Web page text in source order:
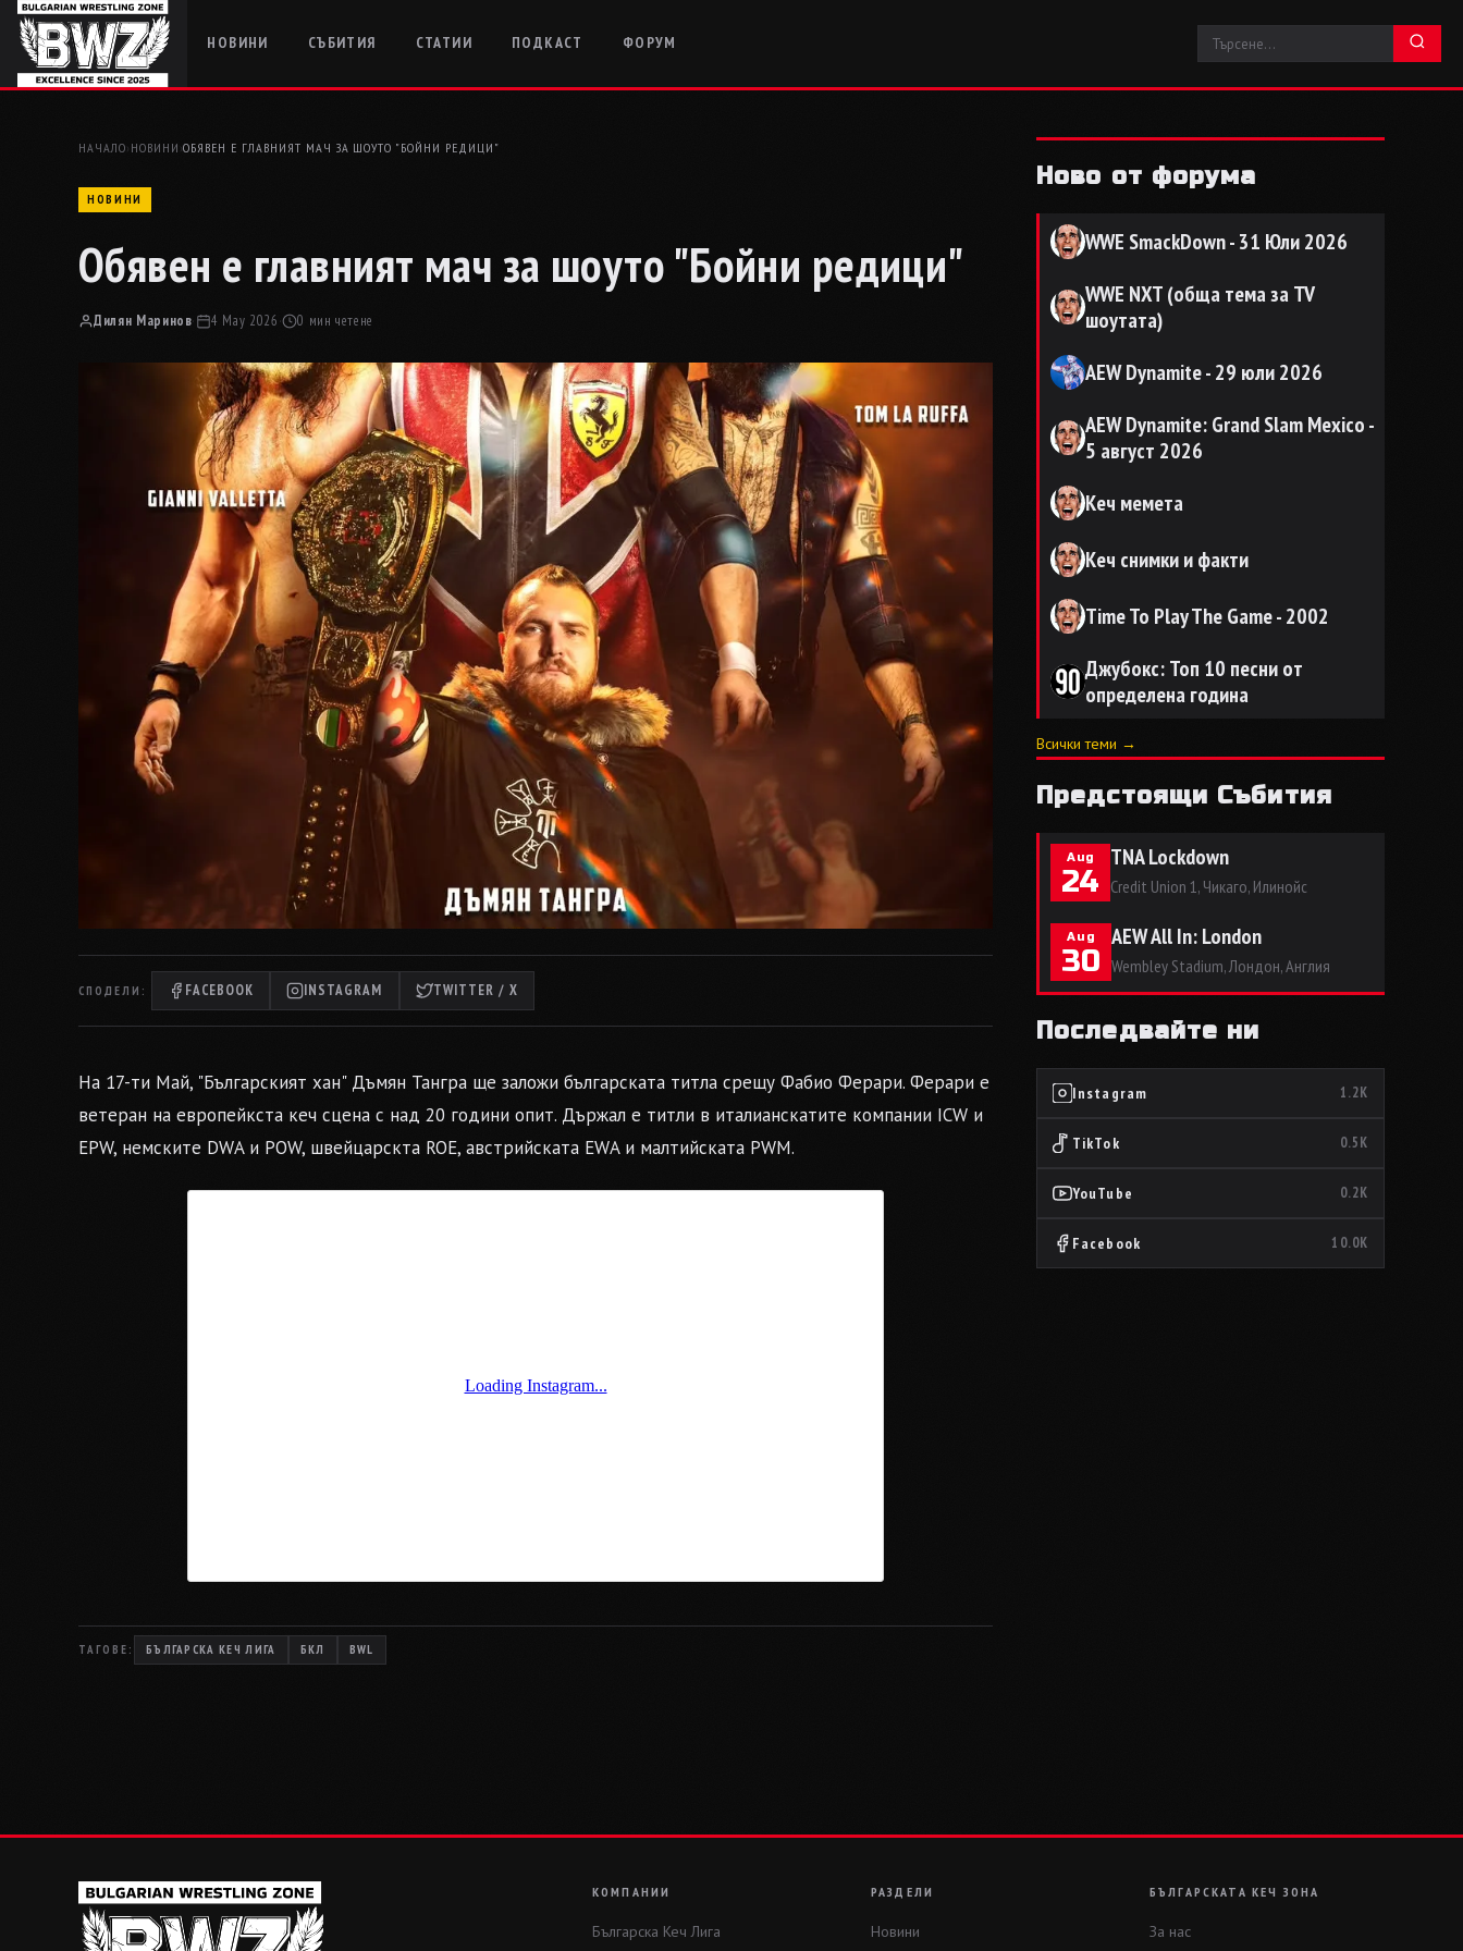
НОВИНИ СЪБИТИЯ СТАТИИ ПОДКАСТ ФОРУМ
НАЧАЛО› НОВИНИ ›ОБЯВЕН Е ГЛАВНИЯТ МАЧ ЗА ШОУТО "БОЙНИ РЕДИЦИ"
НОВИНИ
Обявен е главният мач за шоуто "Бойни редици"
Дилян Маринов· 4 May 2026· 0 мин четене
СПОДЕЛИ: FACEBOOK INSTAGRAM TWITTER / X
На 17-ти Май, "Българският хан" Дъмян Тангра ще заложи българската титла срещу Фабио Ферари. Ферари е
ветеран на европейкста кеч сцена с над 20 години опит. Държал е титли в италианскатите компании ICW и
EPW, немските DWA и POW, швейцарскта ROE, австрийската EWA и малтийската PWM.
ТАГОВЕ: БЪЛГАРСКА КЕЧ ЛИГА БКЛ BWL
Ново от форума
WWE SmackDown - 31 Юли 2026
WWE NXT (обща тема за TV
шоутата)
AEW Dynamite - 29 юли 2026
AEW Dynamite: Grand Slam Mexico -
5 август 2026
Кеч мемета
Кеч снимки и факти
Time To Play The Game - 2002
Джубокс: Топ 10 песни от
определена година
Всички теми →
Предстоящи Събития
Aug
24
TNA Lockdown
Credit Union 1, Чикаго, Илинойс
Aug
30
AEW All In: London
Wembley Stadium, Лондон, Англия
Последвайте ни
Instagram 1.2K
TikTok 0.5K
YouTube 0.2K
Facebook 10.0K
КОМПАНИИ
Българска Кеч Лига
РАЗДЕЛИ
Новини
БЪЛГАРСКАТА КЕЧ ЗОНА
За нас